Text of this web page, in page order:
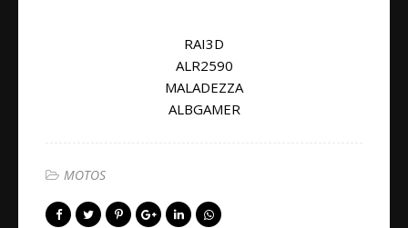
RAI3D
ALR2590
MALADEZZA
ALBGAMER
MOTOS